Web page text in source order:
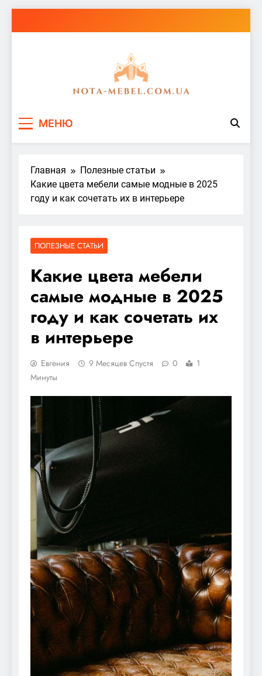
МЕНЮ
Главная
Полезные статьи
Какие цвета мебели самые модные в 2025
году и как сочетать их в интерьере
ПОЛЕЗНЫЕ СТАТЬИ
Какие цвета мебели
самые модные в 2025
году и как сочетать их
в интерьере
Евгения 9 Месяцев Спустя 0
1
Минуты